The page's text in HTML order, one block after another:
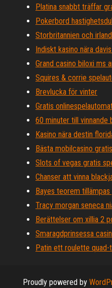
Platina snabbt träffar
Pokerbord
Storbritannien och
Indiskt kasino nära
Grand casino biloxi ms
Squires & corrie
Brevlucka för vinter
Gratis
60 minuter till vinnande
Kasino nära destin
Bästa mobilcasino
Slots of vegas gratis
Chanser att vinna
Bayes teorem
Tracy morgan seneca
Berättelser om xillia 2
Smaragdprinsessa
Patin ett roulette quad-
Proudly powered by